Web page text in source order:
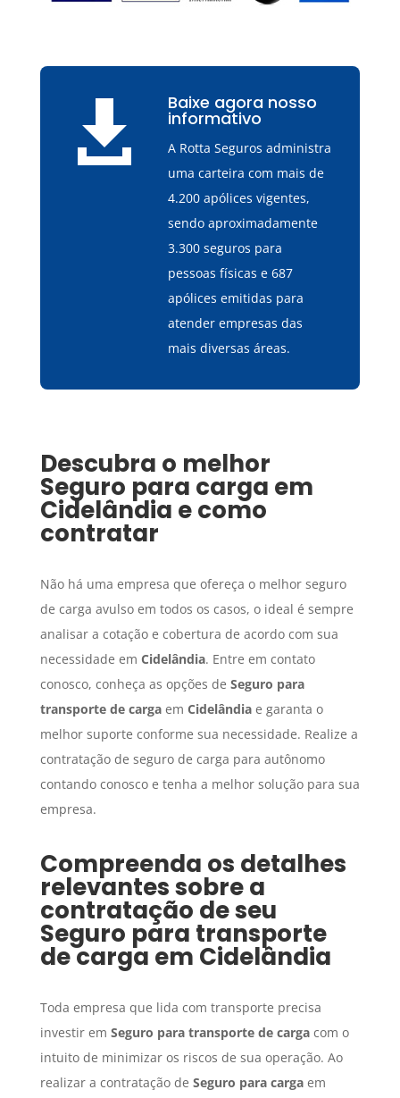
 Baixe agora nosso
informativo
A Rotta Seguros administra
uma carteira com mais de
4.200 apólices vigentes,
sendo aproximadamente
3.300 seguros para
pessoas físicas e 687
apólices emitidas para
atender empresas das
mais diversas áreas.
Descubra o melhor
Seguro para carga em
Cidelândia e como
contratar
Não há uma empresa que ofereça o melhor seguro
de carga avulso em todos os casos, o ideal é sempre
analisar a cotação e cobertura de acordo com sua
necessidade em Cidelândia. Entre em contato
conosco, conheça as opções de Seguro para
transporte de cargaem Cidelândiae garanta o
melhor suporte conforme sua necessidade. Realize a
contratação de seguro de carga para autônomo
contando conosco e tenha a melhor solução para sua
empresa.
Compreenda os detalhes
relevantes sobre a
contratação de seu
Seguro para transporte
de carga em Cidelândia
Toda empresa que lida com transporte precisa
investir em Seguro para transporte de cargacom o
intuito de minimizar os riscos de sua operação. Ao
realizar a contratação de Seguro para cargaem